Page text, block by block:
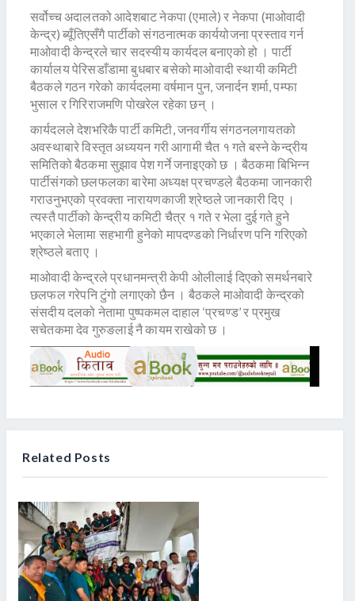
सर्वोच्च अदालतको आदेशबाट नेकपा (एमाले) र नेकपा (माओवादी
केन्द्र) ब्यूँतिएसँगै पार्टीको संगठनात्मक कार्ययोजना प्रस्ताव गर्न
माओवादी केन्द्रले चार सदस्यीय कार्यदल बनाएको हो । पार्टी
कार्यालय पेरिसडाँडामा बुधबार बसेको माओवादी स्थायी कमिटी
बैठकले गठन गरेको कार्यदलमा वर्षमान पुन, जनार्दन शर्मा, पम्फा
भुसाल र गिरिराजमणि पोखरेल रहेका छन् ।
कार्यदलले देशभरिकै पार्टी कमिटी, जनवर्गीय संगठनलगायतको
अवस्थाबारे विस्तृत अध्ययन गरी आगामी चैत १ गते बस्ने केन्द्रीय
समितिको बैठकमा सुझाव पेश गर्ने जनाइएको छ । बैठकमा बिभिन्न
पार्टीसंगको छलफलका बारेमा अध्यक्ष प्रचण्डले बैठकमा जानकारी
गराउनुभएको प्रवक्ता नारायणकाजी श्रेष्ठले जानकारी दिए ।
त्यस्तै पार्टीको केन्द्रीय कमिटी चैत्र १ गते र भेला दुई गते हुने
भएकाले भेलामा सहभागी हुनेको मापदण्डको निर्धारण पनि गरिएको
श्रेष्ठले बताए ।
माओवादी केन्द्रले प्रधानमन्त्री केपी ओलीलाई दिएको समर्थनबारे
छलफल गरेपनि टुंगो लगाएको छैन । बैठकले माओवादी केन्द्रको
संसदीय दलको नेतामा पुष्पकमल दाहाल ‘प्रचण्ड’ र प्रमुख
सचेतकमा देव गुरुङलाई नै कायम राखेको छ ।
Related Posts